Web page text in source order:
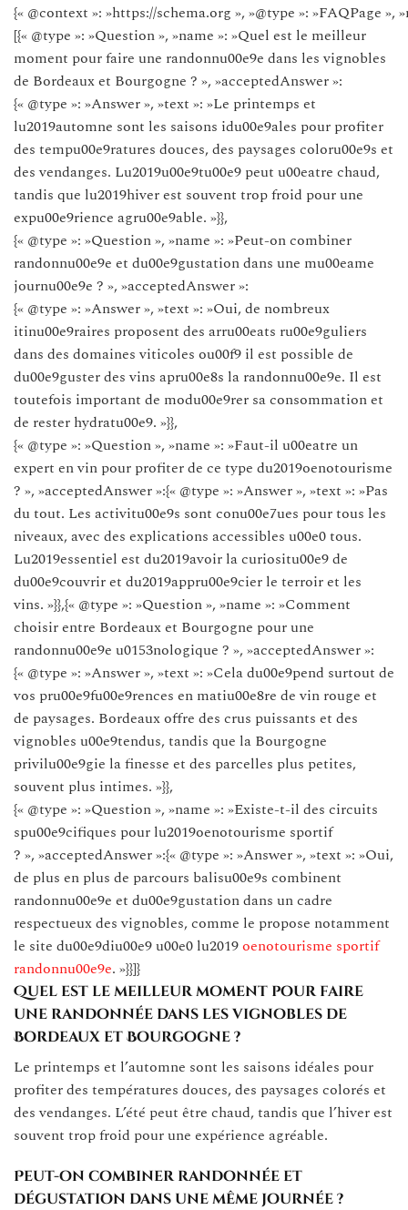
{« @context »: »https://schema.org », »@type »: »FAQPage »,
[{« @type »: »Question », »name »: »Quel est le meilleur
moment pour faire une randonnu00e9e dans les vignobles
de Bordeaux et Bourgogne ? », »acceptedAnswer »:
{« @type »: »Answer », »text »: »Le printemps et
lu2019automne sont les saisons idu00e9ales pour profiter
des tempu00e9ratures douces, des paysages coloru00e9s et
des vendanges. Lu2019u00e9tu00e9 peut u00eatre chaud,
tandis que lu2019hiver est souvent trop froid pour une
expu00e9rience agru00e9able. »}},
{« @type »: »Question », »name »: »Peut-on combiner
randonnu00e9e et du00e9gustation dans une mu00eame
journu00e9e ? », »acceptedAnswer »:
{« @type »: »Answer », »text »: »Oui, de nombreux
itinu00e9raires proposent des arru00eats ru00e9guliers
dans des domaines viticoles ou00f9 il est possible de
du00e9guster des vins apru00e8s la randonnu00e9e. Il est
toutefois important de modu00e9rer sa consommation et
de rester hydratu00e9. »}},
{« @type »: »Question », »name »: »Faut-il u00eatre un
expert en vin pour profiter de ce type du2019oenotourisme
? », »acceptedAnswer »:{« @type »: »Answer », »text »: »Pas
du tout. Les activitu00e9s sont conu00e7ues pour tous les
niveaux, avec des explications accessibles u00e0 tous.
Lu2019essentiel est du2019avoir la curiositu00e9 de
du00e9couvrir et du2019appru00e9cier le terroir et les
vins. »}},{« @type »: »Question », »name »: »Comment
choisir entre Bordeaux et Bourgogne pour une
randonnu00e9e u0153nologique ? », »acceptedAnswer »:
{« @type »: »Answer », »text »: »Cela du00e9pend surtout de
vos pru00e9fu00e9rences en matiu00e8re de vin rouge et
de paysages. Bordeaux offre des crus puissants et des
vignobles u00e9tendus, tandis que la Bourgogne
privilu00e9gie la finesse et des parcelles plus petites,
souvent plus intimes. »}},
{« @type »: »Question », »name »: »Existe-t-il des circuits
spu00e9cifiques pour lu2019oenotourisme sportif
? », »acceptedAnswer »:{« @type »: »Answer », »text »: »Oui,
de plus en plus de parcours balisu00e9s combinent
randonnu00e9e et du00e9gustation dans un cadre
respectueux des vignobles, comme le propose notamment
le site du00e9diu00e9 u00e0 lu2019oenotourisme sportif
randonnu00e9e. »}}]}
Quel est le meilleur moment pour faire
une randonnée dans les vignobles de
Bordeaux et Bourgogne ?
Le printemps et l’automne sont les saisons idéales pour
profiter des températures douces, des paysages colorés et
des vendanges. L’été peut être chaud, tandis que l’hiver est
souvent trop froid pour une expérience agréable.
Peut-on combiner randonnée et
dégustation dans une même journée ?